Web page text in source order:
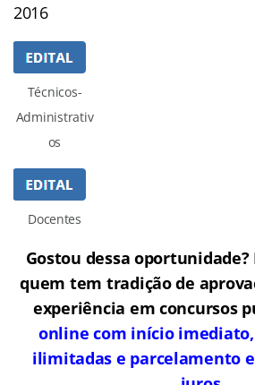
2016
Técnicos-
Administrativ
os
Docentes
Gostou dessa oportunidade?
quem tem tradição de
experiência em concursos
online com início
ilimitadas e parcelamento